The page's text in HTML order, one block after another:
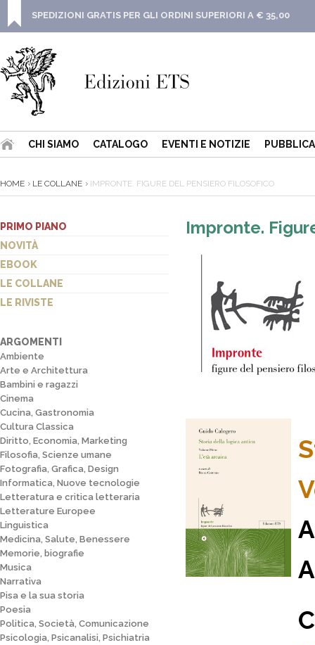
SPEDIZIONI GRATIS PER GLI ORDINI SUPERIORI A € 35,00
CHI SIAMO CATALOGO EVENTI E NOTIZIE
HOME LE COLLANE IMPRONTE. FIGURE DEL PENSIERO FILOSOFICO
PRIMO PIANO
NOVITÀ
EBOOK
LE COLLANE
LE RIVISTE
ARGOMENTI
Ambiente
Arte e Architettura
Bambini e ragazzi
Cinema
Cucina, Gastronomia
Cultura Classica
Diritto, Economia, Marketing
Filosofia, Scienze umane
Fotografia, Grafica, Design
Informatica, Nuove tecnologie
Letteratura e critica letteraria
Letterature Europee
Linguistica
Medicina, Salute, Benessere
Memorie, biografie
Musica
Narrativa
Pisa e la sua storia
Poesia
Politica, Società, Comunicazione
Psicologia, Psicanalisi, Psichiatria
Impronte.